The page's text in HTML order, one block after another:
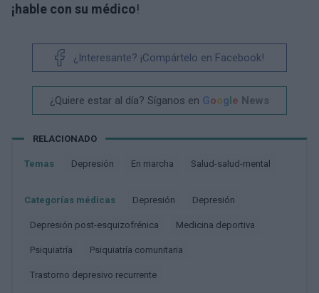
¡hable con su médico!
¿Interesante? ¡Compártelo en Facebook!
¿Quiere estar al día? Síganos en Google News
RELACIONADO
Temas Depresión En marcha Salud-salud-mental
Categorías médicas Depresión Depresión
Depresión post-esquizofrénica Medicina deportiva
Psiquiatría Psiquiatría comunitaria
Trastorno depresivo recurrente